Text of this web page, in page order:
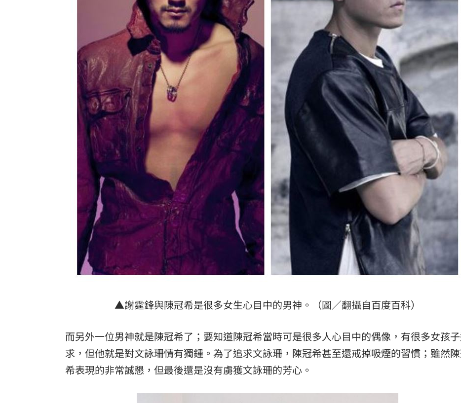
▲謝霆鋒與陳冠希是很多女生心目中的男神。（圖／翻攝自百度百科）
而另外一位男神就是陳冠希了；要知道陳冠希當時可是很多人心目中的偶像，有很多女孩
求，但他就是對文詠珊情有獨鍾。為了追求文詠珊，陳冠希甚至還戒掉吸煙的習慣；雖然
希表現的非常誠懇，但最後還是沒有虜獲文詠珊的芳心。